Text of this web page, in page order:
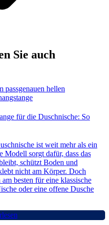
Sie auch
für die Duschnische: So
ist weit mehr als ein
Modell sorgt dafür, dass das
schützt Boden und
nicht am Körper. Doch
besten für eine klassische
oder eine offene Dusche